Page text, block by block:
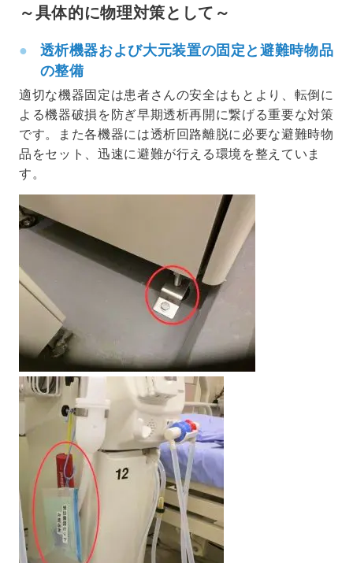
～具体的に物理対策として～
透析機器および大元装置の固定と避難時物品
の整備
適切な機器固定は患者さんの安全はもとより、転倒に
よる機器破損を防ぎ早期透析再開に繋げる重要な対策
です。また各機器には透析回路離脱に必要な避難時物
品をセット、迅速に避難が行える環境を整えていま
す。